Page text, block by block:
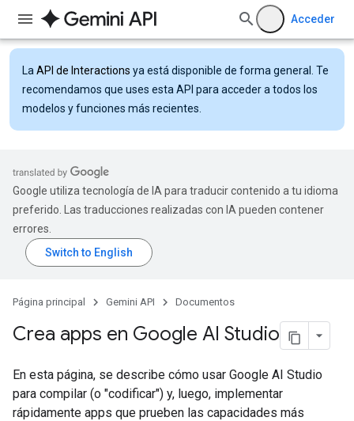
Acceder
La API de Interactions ya está disponible de forma general. Te
recomendamos que uses esta API para acceder a todos los
modelos y funciones más recientes.
Google utiliza tecnología de IA para traducir contenido a tu idioma
preferido. Las traducciones realizadas con IA pueden contener
errores.
Página principal Gemini API Documentos
Crea apps en Google AI Studio
En esta página, se describe cómo usar Google AI Studio
para compilar (o "codificar") y, luego, implementar
rápidamente apps que prueben las capacidades más